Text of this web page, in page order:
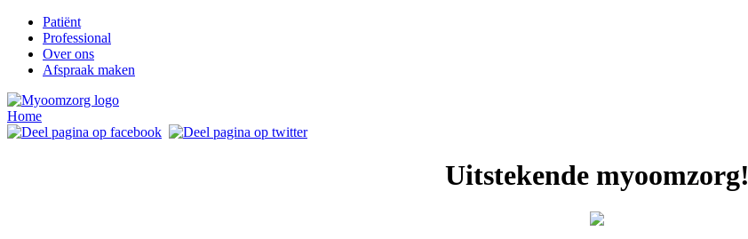
Patiënt
Professional
Over ons
Afspraak maken
Home
Uitstekende myoomzorg!